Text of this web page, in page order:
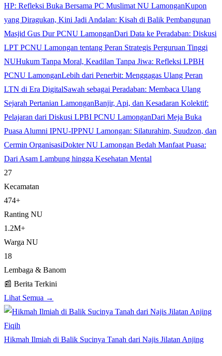
HP: Refleksi Buka Bersama PC Muslimat NU LamonganKupon
yang Diragukan, Kini Jadi Andalan: Kisah di Balik Pembangunan
Masjid Gus Dur PCNU LamonganDari Data ke Peradaban: Diskusi
LPT PCNU Lamongan tentang Peran Strategis Perguruan Tinggi
NUHukum Tanpa Moral, Keadilan Tanpa Jiwa: Refleksi LPBH
PCNU LamonganLebih dari Penerbit: Menggagas Ulang Peran
LTN di Era DigitalSawah sebagai Peradaban: Membaca Ulang
Sejarah Pertanian LamonganBanjir, Api, dan Kesadaran Kolektif:
Pelajaran dari Diskusi LPBI PCNU LamonganDari Meja Buka
Puasa Alumni IPNU-IPPNU Lamongan: Silaturahim, Suudzon, dan
Cermin OrganisasiDokter NU Lamongan Bedah Manfaat Puasa:
Dari Asam Lambung hingga Kesehatan Mental
27
Kecamatan
474+
Ranting NU
1.2M+
Warga NU
18
Lembaga & Banom
📰 Berita Terkini
Lihat Semua →
Fiqih
Hikmah Ilmiah di Balik Sucinya Tanah dari Najis Jilatan Anjing